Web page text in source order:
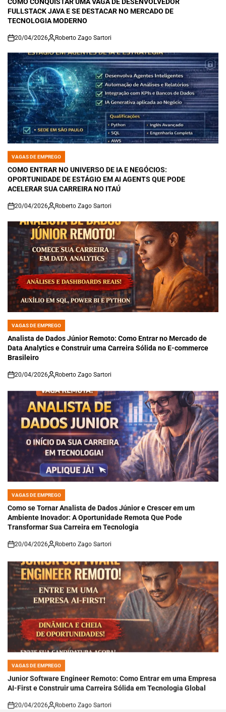
FULLSTACK JAVA E SE DESTACAR NO MERCADO DE
TECNOLOGIA MODERNO
on
20/04/2026 Roberto Zago Sartori
POSTED
IN
VAGAS DE EMPREGO
COMO ENTRAR NO UNIVERSO DE IA E NEGÓCIOS:
OPORTUNIDADE DE ESTÁGIO EM AI AGENTS QUE PODE
ACELERAR SUA CARREIRA NO ITAÚ
on
20/04/2026 Roberto Zago Sartori
POSTED
IN
VAGAS DE EMPREGO
Analista de Dados Júnior Remoto: Como Entrar no Mercado de
Data Analytics e Construir uma Carreira Sólida no E-commerce
Brasileiro
on
20/04/2026 Roberto Zago Sartori
POSTED
IN
VAGAS DE EMPREGO
Como se Tornar Analista de Dados Júnior e Crescer em um
Ambiente Inovador: A Oportunidade Remota Que Pode
Transformar Sua Carreira em Tecnologia
on
20/04/2026 Roberto Zago Sartori
POSTED
IN
VAGAS DE EMPREGO
Junior Software Engineer Remoto: Como Entrar em uma Empresa
AI-First e Construir uma Carreira Sólida em Tecnologia Global
on